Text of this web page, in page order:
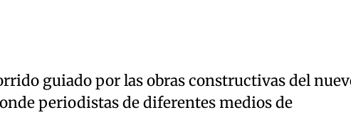
guiado por las obras constructivas del
periodistas de diferentes medios de